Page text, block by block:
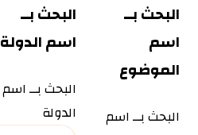
البحث بــ
اسم
الموضوع
البحث بــ اسم
البحث بــ
اسم الدولة
البحث بــ اسم
الدولة